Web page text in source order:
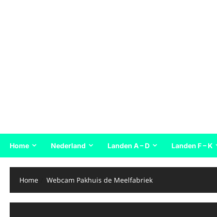
Home Nederland Landen A – D Landen F – K
Home Webcam Pakhuis de Meelfabriek